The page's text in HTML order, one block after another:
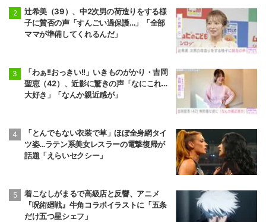
辻希美（39）、中2次男の荷造りをする様
子に賛否の声「すんごい過保護…」「全部
ママが準備してくれるんだ」
「わぁ!!おっきい!!」いきものがかり・吉岡
聖恵（42）、近影に驚きの声「なにこれ…
大好き」「なんか親近感が」
「とんでもない衣装で草」ほぼ全身網タイ
ツ姿…ラテン系美女レスラーの電撃復帰が
話題「えらいセクシー」
着こなしがまるで高級店と反響、アニメ
『呪術廻戦』牛角コラボイラストに「五条
だけ五つ星シェフ」